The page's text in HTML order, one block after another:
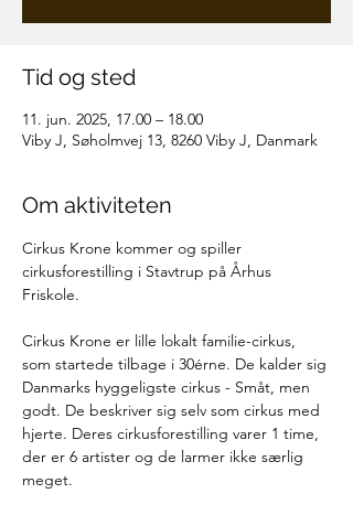
Tid og sted
11. jun. 2025, 17.00 – 18.00
Viby J, Søholmvej 13, 8260 Viby J, Danmark
Om aktiviteten
Cirkus Krone kommer og spiller
cirkusforestilling i Stavtrup på Århus
Friskole.
Cirkus Krone er lille lokalt familie-cirkus,
som startede tilbage i 30érne. De kalder sig
Danmarks hyggeligste cirkus - Småt, men
godt. De beskriver sig selv som cirkus med
hjerte. Deres cirkusforestilling varer 1 time,
der er 6 artister og de larmer ikke særlig
meget.